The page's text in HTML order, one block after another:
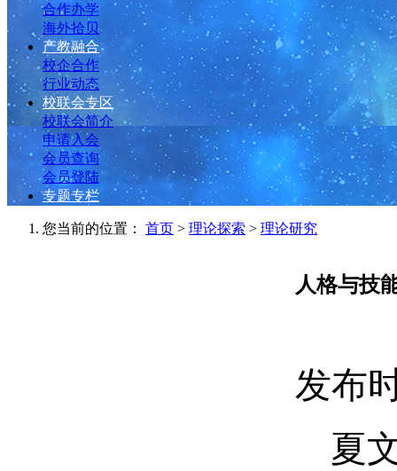
合作办学
海外拾贝
产教融合
校企合作
行业动态
校联会专区
校联会简介
申请入会
会员查询
会员登陆
专题专栏
您当前的位置： 首页 > 理论探索 > 理论研究
人格与技
发布
夏